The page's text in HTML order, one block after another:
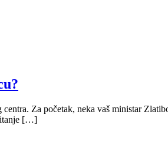
Za početak, neka vaš ministar
[…]